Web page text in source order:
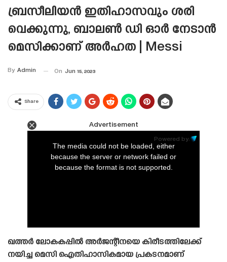
ബ്രസീലിയൻ ഇതിഹാസവും ശരി
വെക്കുന്നു, ബാലൺ ഡി ഓർ നേടാൻ
മെസിക്കാണ് അർഹത | Messi
By Admin On Jun 15, 2023
Share
Advertisement
Powered by:
The media could not be loaded, either
because the server or network failed or
because the format is not supported.
ഖത്തർ ലോകകപ്പിൽ അർജന്റീനയെ കിരീടത്തിലേക്ക്
നയിച്ച മെസി ഐതിഹാസികമായ പ്രകടനമാണ്